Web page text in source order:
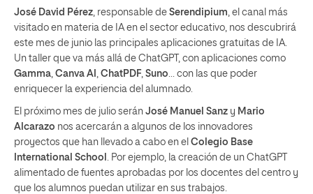
José David Pérez, responsable de Serendipium, el canal más
visitado en materia de IA en el sector educativo, nos descubrirá
este mes de junio las principales aplicaciones gratuitas de IA.
Un taller que va más allá de ChatGPT, con aplicaciones como
Gamma, Canva AI , ChatPDF, Suno… con las que poder
enriquecer la experiencia del alumnado.
El próximo mes de julio serán José Manuel Sanz y Mario
Alcarazo nos acercarán a algunos de los innovadores
proyectos que han llevado a cabo en el Colegio Base
International School . Por ejemplo, la creación de un ChatGPT
alimentado de fuentes aprobadas por los docentes del centro y
que los alumnos puedan utilizar en sus trabajos.